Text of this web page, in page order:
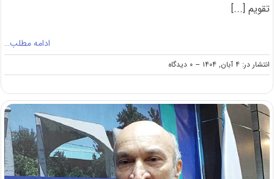
تقویم [...]
ادامه مطلب…
انتشار در: ۴ آبان, ۱۴۰۴ -- ۰ دیدگاه
on
اعلام
برگزاری
کنکور
کارشناسی
ارشد
وزارت
بهداشت
۱۴۰۵